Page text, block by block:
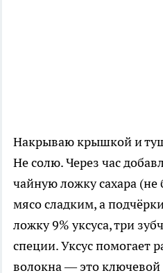
Накрываю крышкой и
Не солю. Через час
чайную ложку сахара (не
мясо сладким, а
ложку 9% уксуса, три
специи. Уксус помогает
волокна — это